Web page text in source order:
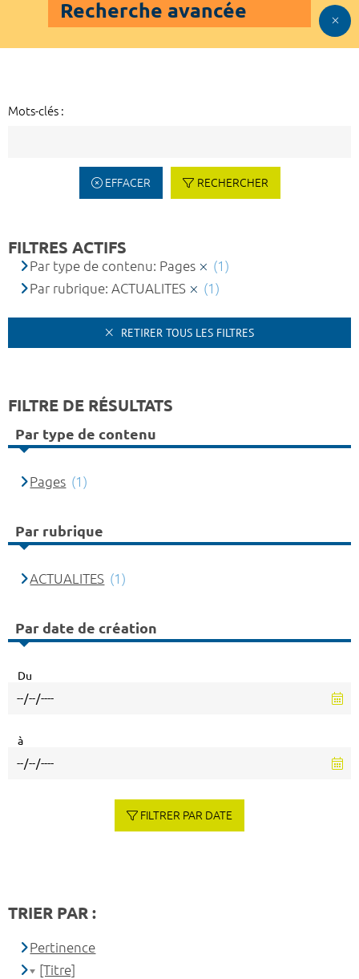
Recherche avancée
Mots-clés :
EFFACER RECHERCHER
FILTRES ACTIFS
Par type de contenu: Pages
(1)
Par rubrique: ACTUALITES
(1)
RETIRER TOUS LES FILTRES
FILTRE DE RÉSULTATS
Par type de contenu
Pages (1)
Par rubrique
ACTUALITES (1)
Par date de création
Du
à
FILTRER PAR DATE
TRIER PAR :
Pertinence
[Titre]